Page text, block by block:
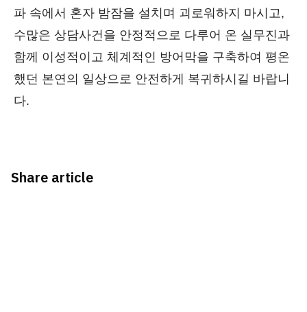
파 속에서 혼자 밤잠을 설치며 괴로워하지 마시고,
수많은 상담사건을 안정적으로 다루어 온 실무진과
함께 이성적이고 체계적인 방어막을 구축하여 평온
했던 본연의 일상으로 안전하게 복귀하시길 바랍니
다.
Share article